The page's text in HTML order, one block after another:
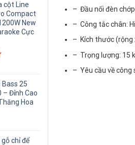
cột Line
Compact
New
Cực
Bass 25
– Đỉnh Cao
Hoa
chỉ để
– Đầu nối đèn
– Công tắc chân:
– Kích thước (rộng
– Trọng lượng: 15
– Yêu cầu về công